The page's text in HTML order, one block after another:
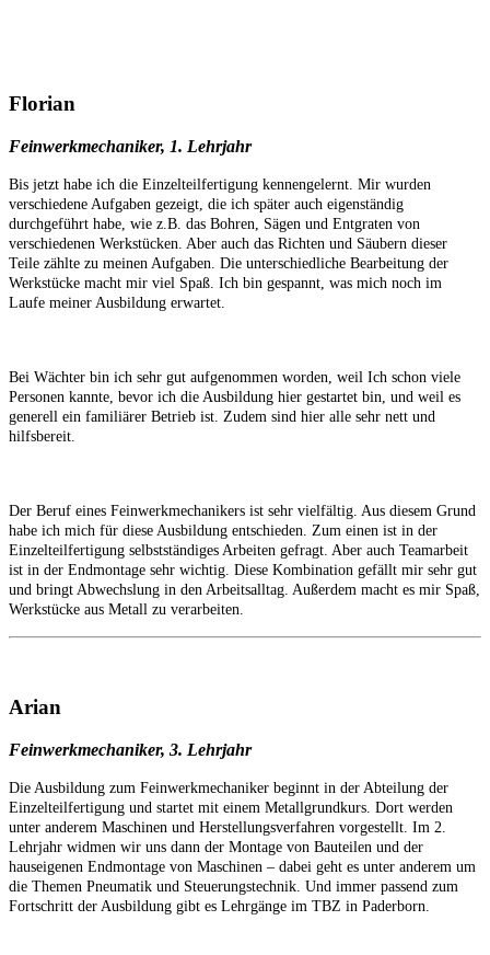
Florian
Feinwerkmechaniker, 1. Lehrjahr
Bis jetzt habe ich die Einzelteilfertigung kennengelernt. Mir wurden
verschiedene Aufgaben gezeigt, die ich später auch eigenständig
durchgeführt habe, wie z.B. das Bohren, Sägen und Entgraten von
verschiedenen Werkstücken. Aber auch das Richten und Säubern dieser
Teile zählte zu meinen Aufgaben. Die unterschiedliche Bearbeitung der
Werkstücke macht mir viel Spaß. Ich bin gespannt, was mich noch im
Laufe meiner Ausbildung erwartet.
Bei Wächter bin ich sehr gut aufgenommen worden, weil Ich schon viele
Personen kannte, bevor ich die Ausbildung hier gestartet bin, und weil es
generell ein familiärer Betrieb ist. Zudem sind hier alle sehr nett und
hilfsbereit.
Der Beruf eines Feinwerkmechanikers ist sehr vielfältig. Aus diesem Grund
habe ich mich für diese Ausbildung entschieden. Zum einen ist in der
Einzelteilfertigung selbstständiges Arbeiten gefragt. Aber auch Teamarbeit
ist in der Endmontage sehr wichtig. Diese Kombination gefällt mir sehr gut
und bringt Abwechslung in den Arbeitsalltag. Außerdem macht es mir Spaß,
Werkstücke aus Metall zu verarbeiten.
Arian
Feinwerkmechaniker, 3. Lehrjahr
Die Ausbildung zum Feinwerkmechaniker beginnt in der Abteilung der
Einzelteilfertigung und startet mit einem Metallgrundkurs. Dort werden
unter anderem Maschinen und Herstellungsverfahren vorgestellt. Im 2.
Lehrjahr widmen wir uns dann der Montage von Bauteilen und der
hauseigenen Endmontage von Maschinen – dabei geht es unter anderem um
die Themen Pneumatik und Steuerungstechnik. Und immer passend zum
Fortschritt der Ausbildung gibt es Lehrgänge im TBZ in Paderborn.